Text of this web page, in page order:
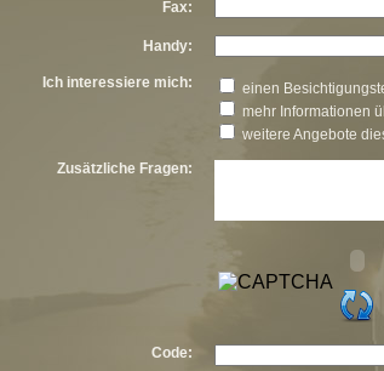
Fax:
Handy:
Ich interessiere mich:
einen
mehr Informationen
weitere Angebote
Zusätzliche Fragen:
Code: